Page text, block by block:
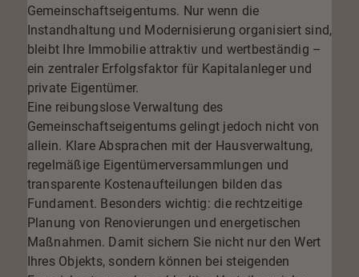
Gemeinschaftseigentums. Nur wenn die
Instandhaltung und Modernisierung organisiert sind,
bleibt Ihre Immobilie attraktiv und wertbeständig –
ein zentraler Erfolgsfaktor für Kapitalanleger und
private Eigentümer.
Eine reibungslose Verwaltung des
Gemeinschaftseigentums gelingt jedoch nicht von
allein. Klare Absprachen mit der Hausverwaltung,
regelmäßige Eigentümerversammlungen und
transparente Kostenaufteilungen bilden das
Fundament. Besonders wichtig: die rechtzeitige
Planung von Renovierungen und energetischen
Maßnahmen. Damit sichern Sie nicht nur den Wert
Ihres Objekts, sondern können bei steigenden